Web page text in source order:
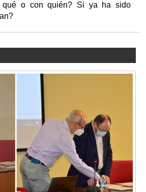
qué o con quién? Si ya ha sido